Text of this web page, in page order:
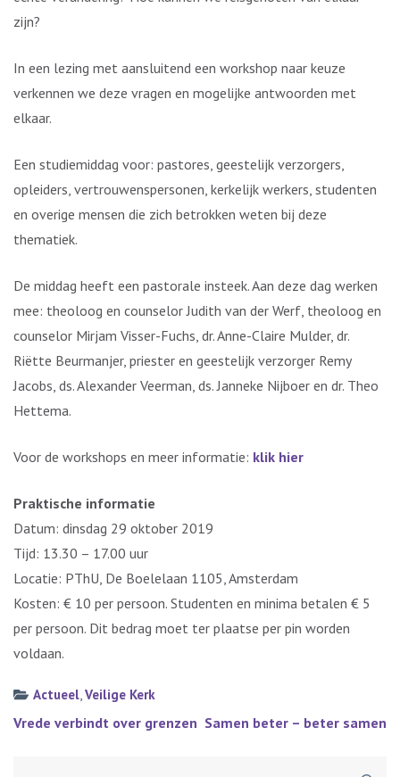
zijn?
In een lezing met aansluitend een workshop naar keuze
verkennen we deze vragen en mogelijke antwoorden met
elkaar.
Een studiemiddag voor: pastores, geestelijk verzorgers,
opleiders, vertrouwenspersonen, kerkelijk werkers, studenten
en overige mensen die zich betrokken weten bij deze
thematiek.
De middag heeft een pastorale insteek. Aan deze dag werken
mee: theoloog en counselor Judith van der Werf, theoloog en
counselor Mirjam Visser-Fuchs, dr. Anne-Claire Mulder, dr.
Riëtte Beurmanjer, priester en geestelijk verzorger Remy
Jacobs, ds. Alexander Veerman, ds. Janneke Nijboer en dr. Theo
Hettema.
Voor de workshops en meer informatie: klik hier
Praktische informatie
Datum: dinsdag 29 oktober 2019
Tijd: 13.30 – 17.00 uur
Locatie: PThU, De Boelelaan 1105, Amsterdam
Kosten: € 10 per persoon. Studenten en minima betalen € 5
per persoon. Dit bedrag moet ter plaatse per pin worden
voldaan.
Actueel,Veilige Kerk
Bericht
Vrede verbindt over grenzen Samen beter – beter samen